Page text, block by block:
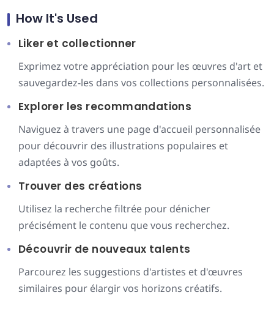
How It's Used
Liker et collectionner
Exprimez votre appréciation pour les œuvres d'art et
sauvegardez-les dans vos collections personnalisées.
Explorer les recommandations
Naviguez à travers une page d'accueil personnalisée
pour découvrir des illustrations populaires et
adaptées à vos goûts.
Trouver des créations
Utilisez la recherche filtrée pour dénicher
précisément le contenu que vous recherchez.
Découvrir de nouveaux talents
Parcourez les suggestions d'artistes et d'œuvres
similaires pour élargir vos horizons créatifs.